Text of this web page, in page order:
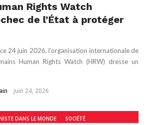
Rights Watch
de l’État à protéger
24 juin 2026, l’organisation internationale de
Human Rights Watch (HRW) dresse un
juin 24, 2026
DANS LE MONDE SOCIÉTÉ